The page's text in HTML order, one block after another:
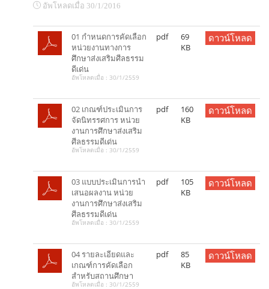
อัพโหลดเมื่อ 30/1/2016
01 กำหนดการคัดเลือก
หน่วยงานทางการ
ศึกษาส่งเสริมศีลธรรม
ดีเด่น
อัพโหลดเมื่อ : 30/1/2559
pdf
69
KB
ดาวน์โหลด
02 เกณฑ์ประเมินการ
จัดนิทรรศการ หน่วย
งานการศึกษาส่งเสริม
ศีลธรรมดีเด่น
อัพโหลดเมื่อ : 30/1/2559
pdf
160
KB
ดาวน์โหลด
03 แบบประเมินการนำ
เสนอผลงาน หน่วย
งานการศึกษาส่งเสริม
ศีลธรรมดีเด่น
อัพโหลดเมื่อ : 30/1/2559
pdf
105
KB
ดาวน์โหลด
04 รายละเอียดและ
เกณฑ์การคัดเลือก
สำหรับสถานศึกษา
อัพโหลดเมื่อ : 30/1/2559
pdf
85
KB
ดาวน์โหลด